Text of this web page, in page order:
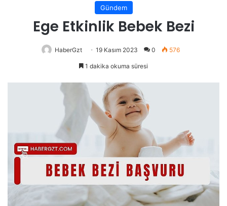
Gündem
Ege Etkinlik Bebek Bezi
HaberGzt 19 Kasım 2023 0 576
1 dakika okuma süresi